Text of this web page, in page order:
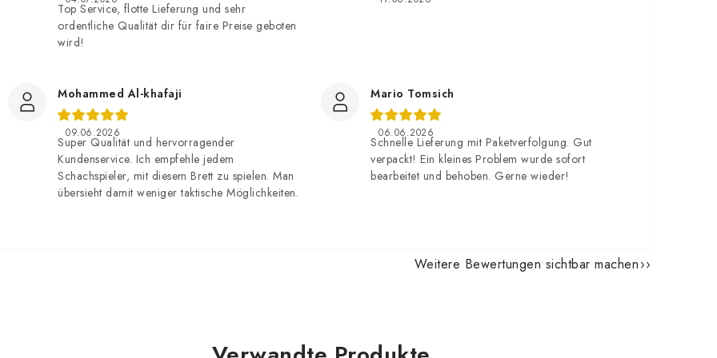
Top Service, flotte Lieferung und sehr
ordentliche Qualität dir für faire Preise geboten
wird!
Mohammed Al-khafaji
09.06.2026
Super Qualität und hervorragender
Kundenservice. Ich empfehle jedem
Schachspieler, mit diesem Brett zu spielen. Man
übersieht damit weniger taktische Möglichkeiten.
Mario Tomsich
06.06.2026
Schnelle Lieferung mit Paketverfolgung. Gut
verpackt! Ein kleines Problem wurde sofort
bearbeitet und behoben. Gerne wieder!
Weitere Bewertungen sichtbar machen